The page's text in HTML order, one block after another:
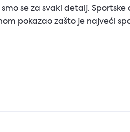
se za svaki detalj.
pokazao zašto je najveći